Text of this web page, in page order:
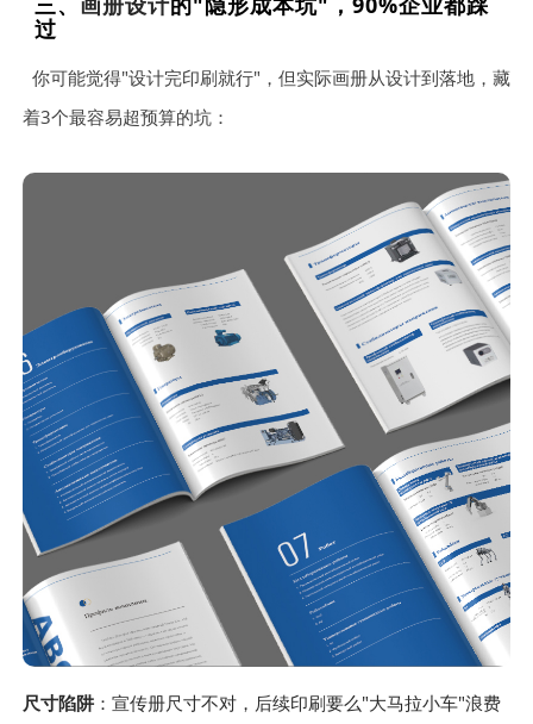
过
你可能觉得"设计完印刷就行"，但实际画册从设计到落地，藏
着3个最容易超预算的坑：
尺寸陷阱 ：宣传册尺寸不对，后续印刷要么"大马拉小车"浪费